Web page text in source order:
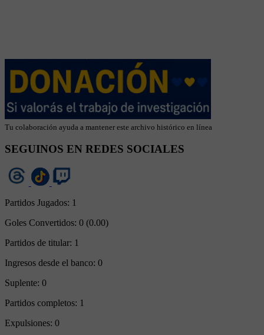
Tu colaboración ayuda a mantener este archivo histórico en línea
SEGUINOS EN REDES SOCIALES
Partidos Jugados: 1
Goles Convertidos: 0 (0.00)
Partidos de titular: 1
Ingresos desde el banco: 0
Suplente: 0
Partidos completos: 1
Expulsiones: 0